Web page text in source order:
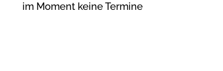
im Moment keine Termine